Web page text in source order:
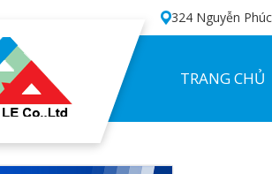
324 Nguyễn
TRANG CHỦ